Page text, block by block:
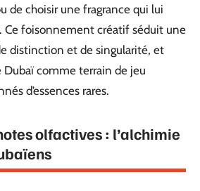
de choisir une fragrance qui lui
Ce foisonnement créatif séduit une
distinction et de singularité, et
comme terrain de jeu
d’essences rares.
olfactives : l’alchimie